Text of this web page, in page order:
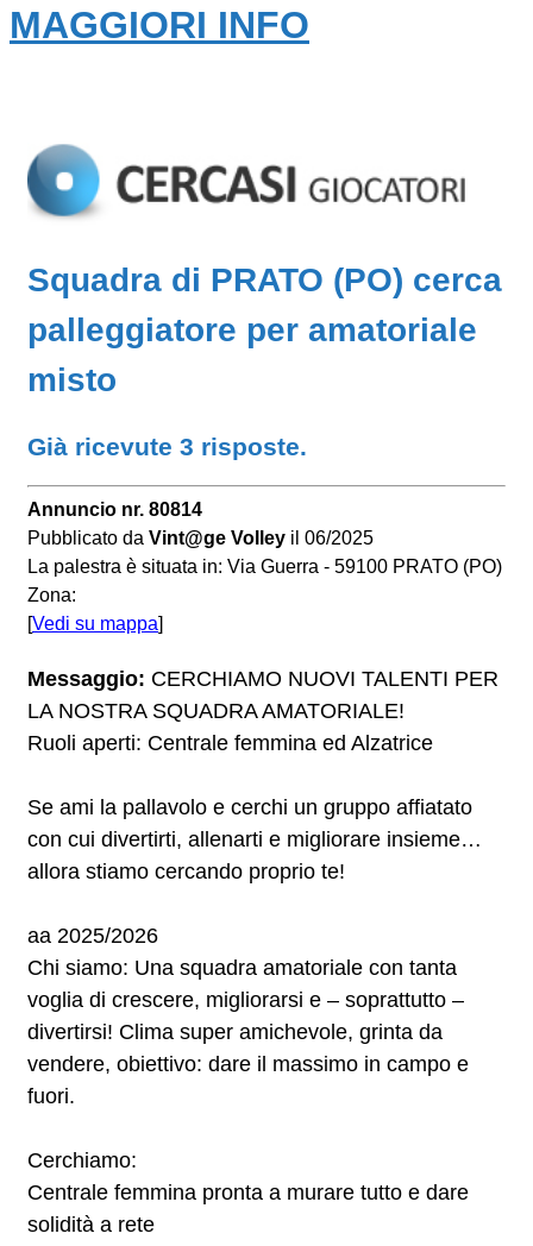
MAGGIORI INFO
Squadra di PRATO (PO) cerca
palleggiatore per amatoriale
misto
Già ricevute 3 risposte.
Annuncio nr. 80814
Pubblicato da Vint@ge Volley il 06/2025
La palestra è situata in: Via Guerra - 59100 PRATO (PO)
Zona:
[Vedi su mappa]
Messaggio: CERCHIAMO NUOVI TALENTI PER
LA NOSTRA SQUADRA AMATORIALE!
Ruoli aperti: Centrale femmina ed Alzatrice
Se ami la pallavolo e cerchi un gruppo affiatato
con cui divertirti, allenarti e migliorare insieme…
allora stiamo cercando proprio te!
aa 2025/2026
Chi siamo: Una squadra amatoriale con tanta
voglia di crescere, migliorarsi e – soprattutto –
divertirsi! Clima super amichevole, grinta da
vendere, obiettivo: dare il massimo in campo e
fuori.
Cerchiamo:
Centrale femmina pronta a murare tutto e dare
solidità a rete